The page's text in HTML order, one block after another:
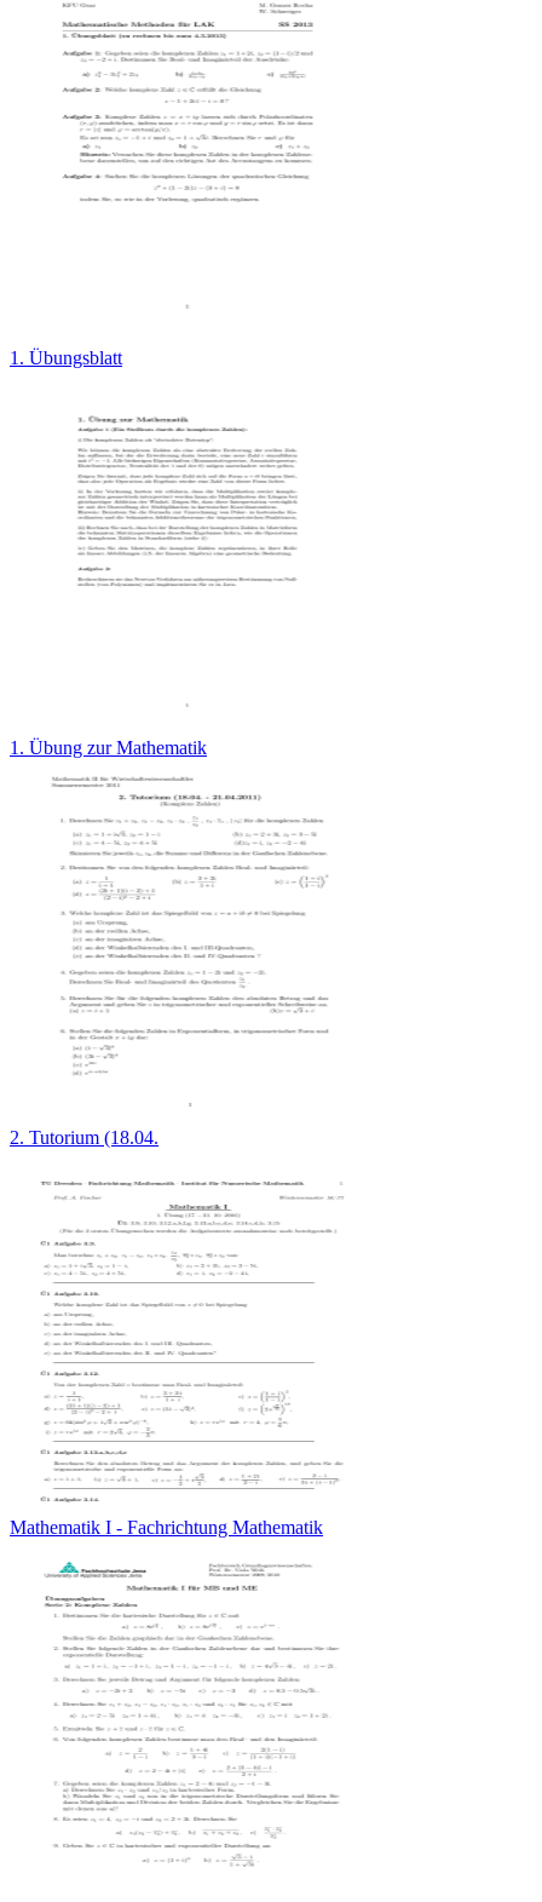
1. Übungsblatt
1. Übung zur Mathematik
2. Tutorium (18.04.
Mathematik I - Fachrichtung Mathematik